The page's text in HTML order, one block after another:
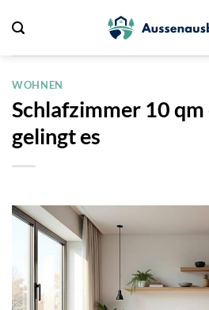
Inhalt
springen
WOHNEN
Schlafzimmer 10
gelingt es